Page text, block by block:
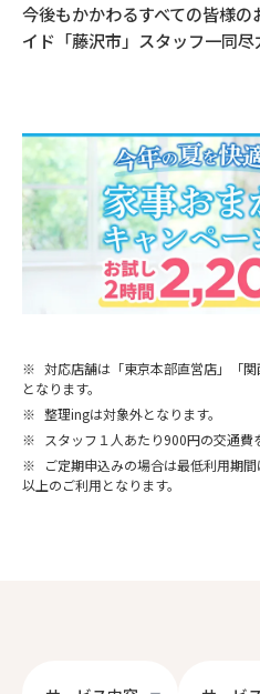
今後もかかわるすべての皆様
イド「藤沢市」スタッフ一同尽
※ 対応店舗は「東京本部直営店」「
となります。
※ 整理ingは対象外となります。
※
スタッフ１人あたり900円の交通費
※
ご定期申込みの場合は最低利用期
以上のご利用となります。